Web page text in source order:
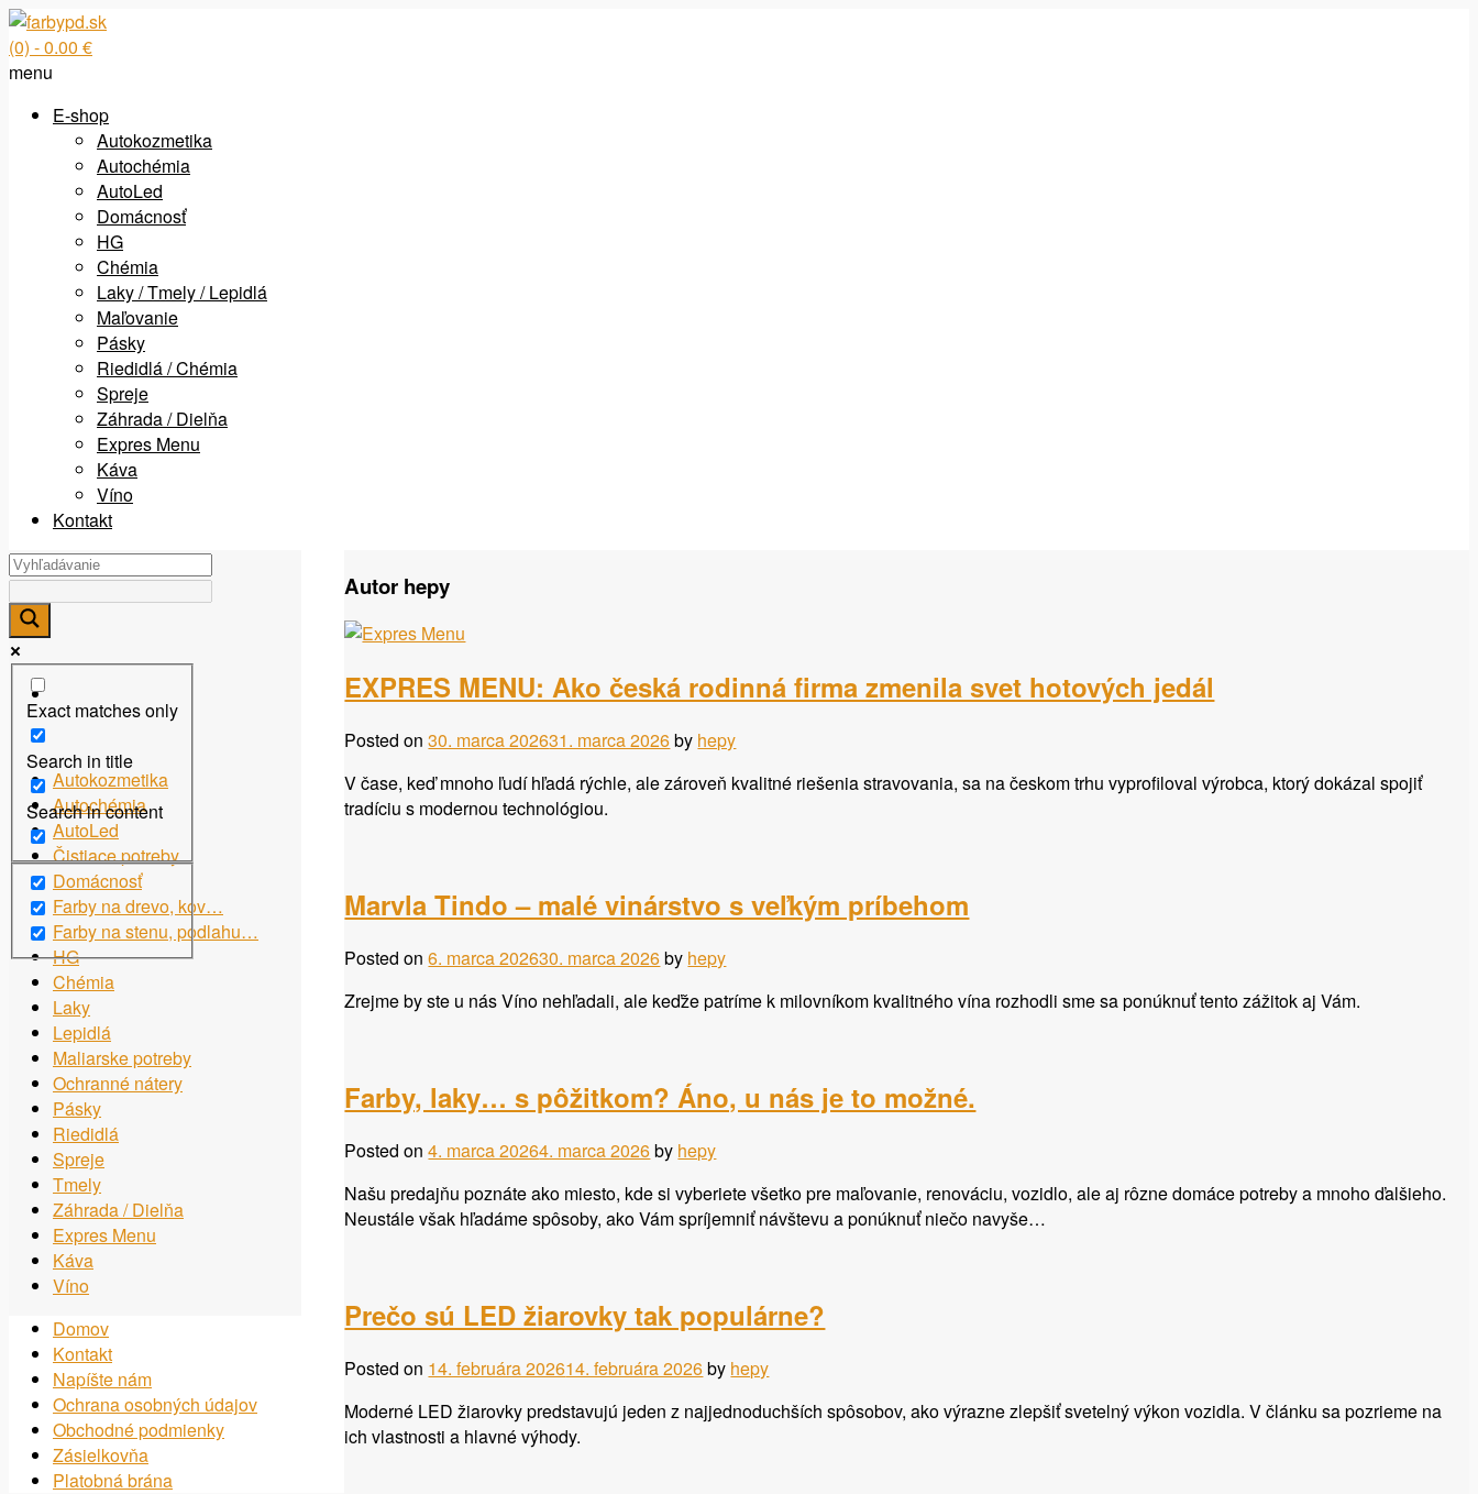
(0) - 0.00 €
menu
E-shop
Autokozmetika
Autochémia
AutoLed
Domácnosť
HG
Chémia
Laky / Tmely / Lepidlá
Maľovanie
Pásky
Riedidlá / Chémia
Spreje
Záhrada / Dielňa
Expres Menu
Káva
Víno
Kontakt
Autor hepy
EXPRES MENU: Ako česká rodinná firma zmenila svet hotových jedál
Posted on30. marca 202631. marca 2026by hepy
V čase, keď mnoho ľudí hľadá rýchle, ale zároveň kvalitné riešenia stravovania, sa na českom trhu vyprofiloval výrobca, ktorý dokázal spojiť
tradíciu s modernou technológiou.
Marvla Tindo – malé vinárstvo s veľkým príbehom
Posted on6. marca 202630. marca 2026by hepy
Zrejme by ste u nás Víno nehľadali, ale keďže patríme k milovníkom kvalitného vína rozhodli sme sa ponúknuť tento zážitok aj Vám.
Farby, laky… s pôžitkom? Áno, u nás je to možné.
Posted on4. marca 20264. marca 2026by hepy
Našu predajňu poznáte ako miesto, kde si vyberiete všetko pre maľovanie, renováciu, vozidlo, ale aj rôzne domáce potreby a mnoho ďalšieho.
Neustále však hľadáme spôsoby, ako Vám spríjemniť návštevu a ponúknuť niečo navyše…
Prečo sú LED žiarovky tak populárne?
Posted on 14. februára 202614. februára 2026by hepy
Moderné LED žiarovky predstavujú jeden z najjednoduchších spôsobov, ako výrazne zlepšiť svetelný výkon vozidla. V článku sa pozrieme na
ich vlastnosti a hlavné výhody.
Exact matches only
Search in title
Search in content
Autokozmetika
Autochémia
AutoLed
Čistiace potreby
Domácnosť
Farby na drevo, kov…
Farby na stenu, podlahu…
HG
Chémia
Laky
Lepidlá
Maliarske potreby
Ochranné nátery
Pásky
Riedidlá
Spreje
Tmely
Záhrada / Dielňa
Expres Menu
Káva
Víno
Domov
Kontakt
Napíšte nám
Ochrana osobných údajov
Obchodné podmienky
Zásielkovňa
Platobná brána